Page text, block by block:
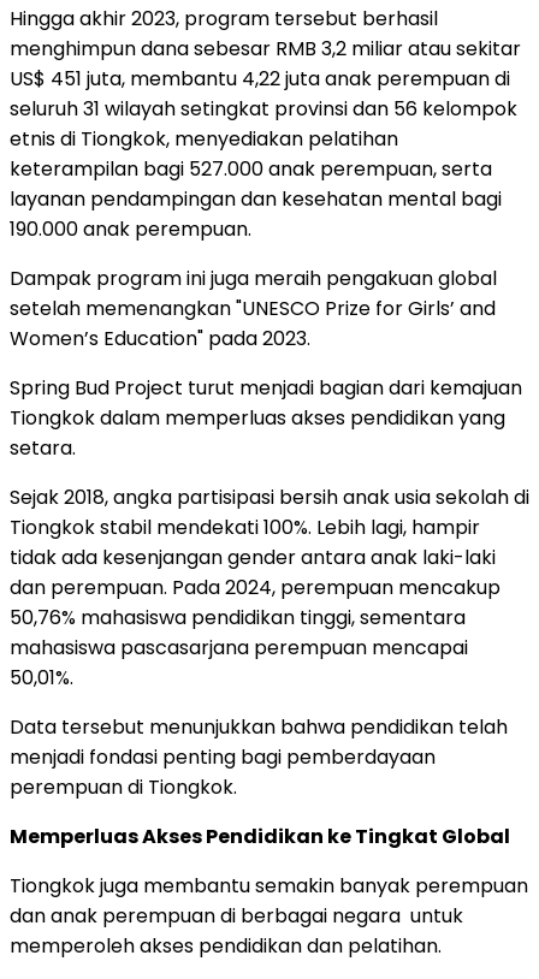
Hingga akhir 2023, program tersebut berhasil
menghimpun dana sebesar RMB 3,2 miliar atau sekitar
US$ 451 juta, membantu 4,22 juta anak perempuan di
seluruh 31 wilayah setingkat provinsi dan 56 kelompok
etnis di Tiongkok, menyediakan pelatihan
keterampilan bagi 527.000 anak perempuan, serta
layanan pendampingan dan kesehatan mental bagi
190.000 anak perempuan.
Dampak program ini juga meraih pengakuan global
setelah memenangkan "UNESCO Prize for Girls’ and
Women’s Education" pada 2023.
Spring Bud Project turut menjadi bagian dari kemajuan
Tiongkok dalam memperluas akses pendidikan yang
setara.
Sejak 2018, angka partisipasi bersih anak usia sekolah di
Tiongkok stabil mendekati 100%. Lebih lagi, hampir
tidak ada kesenjangan gender antara anak laki-laki
dan perempuan. Pada 2024, perempuan mencakup
50,76% mahasiswa pendidikan tinggi, sementara
mahasiswa pascasarjana perempuan mencapai
50,01%.
Data tersebut menunjukkan bahwa pendidikan telah
menjadi fondasi penting bagi pemberdayaan
perempuan di Tiongkok.
Memperluas Akses Pendidikan ke Tingkat Global
Tiongkok juga membantu semakin banyak perempuan
dan anak perempuan di berbagai negara untuk
memperoleh akses pendidikan dan pelatihan.